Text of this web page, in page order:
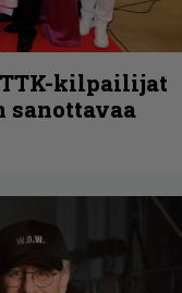
TTK-kilpailijat